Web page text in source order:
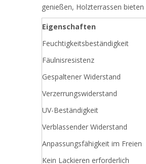
genießen, Holzterrassen
Eigenschaften
Feuchtigkeitsbeständigkeit
Fäulnisresistenz
Gespaltener Widerstand
Verzerrungswiderstand
UV-Beständigkeit
Verblassender Widerstand
Anpassungsfähigkeit im Freien
Kein Lackieren erforderlich